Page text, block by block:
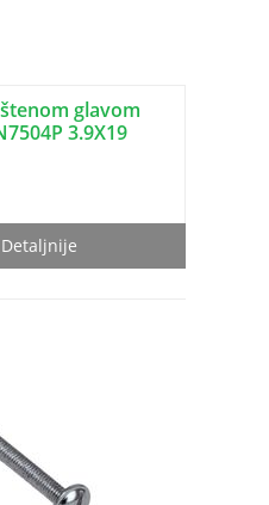
glavom
3.9X19
Detaljnije